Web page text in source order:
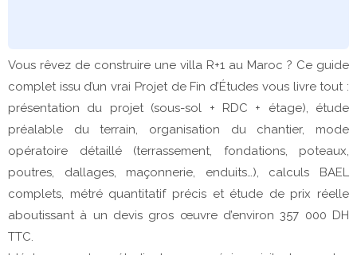
Vous rêvez de construire une villa R+1 au Maroc ? Ce guide
complet issu d’un vrai Projet de Fin d’Études vous livre tout :
présentation du projet (sous-sol + RDC + étage), étude
préalable du terrain, organisation du chantier, mode
opératoire détaillé (terrassement, fondations, poteaux,
poutres, dallages, maçonnerie, enduits…), calculs BAEL
complets, métré quantitatif précis et étude de prix réelle
aboutissant à un devis gros œuvre d’environ 357 000 DH
TTC.